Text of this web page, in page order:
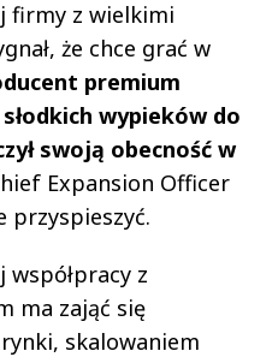
firmy z wielkimi
że chce grać w
premium
wypieków do
swoją obecność w
Expansion Officer
przyspieszyć.
współpracy z
ma zająć się
skalowaniem